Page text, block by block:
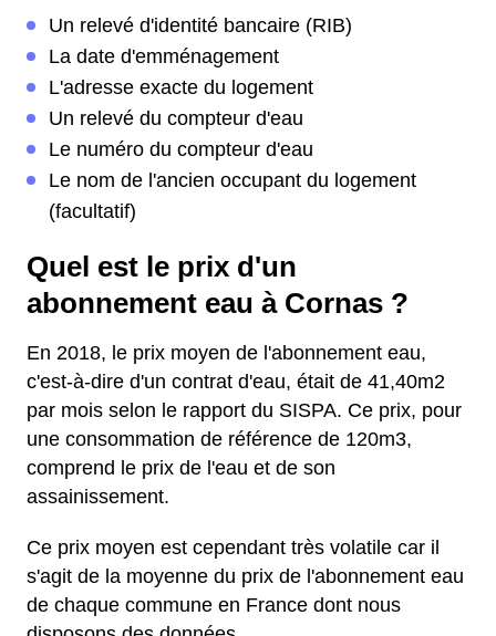
Un relevé d'identité bancaire (RIB)
La date d'emménagement
L'adresse exacte du logement
Un relevé du compteur d'eau
Le numéro du compteur d'eau
Le nom de l'ancien occupant du logement
(facultatif)
Quel est le prix d'un
abonnement eau à Cornas ?
En 2018, le prix moyen de l'abonnement eau,
c'est-à-dire d'un contrat d'eau, était de 41,40m2
par mois selon le rapport du SISPA. Ce prix, pour
une consommation de référence de 120m3,
comprend le prix de l'eau et de son
assainissement.
Ce prix moyen est cependant très volatile car il
s'agit de la moyenne du prix de l'abonnement eau
de chaque commune en France dont nous